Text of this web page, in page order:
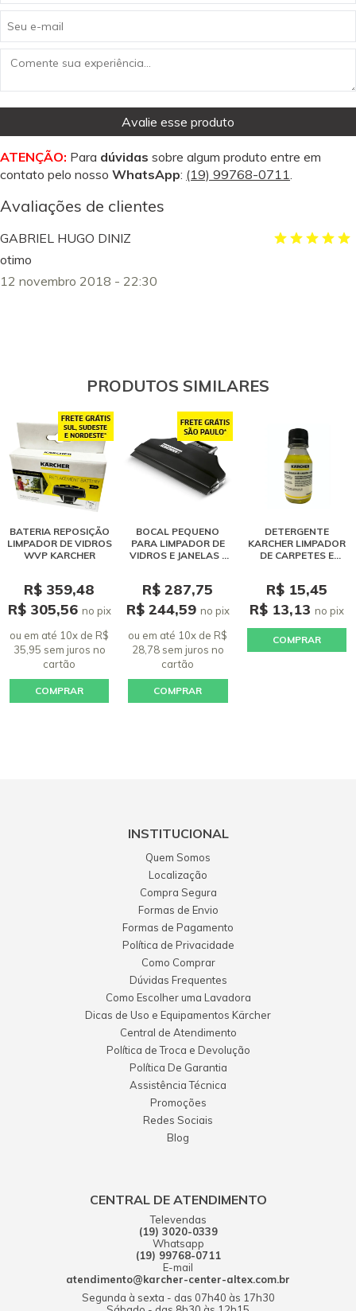
Avalie esse produto
ATENÇÃO: Para dúvidas sobre algum produto entre em
contato pelo nosso WhatsApp: (19) 99768-0711.
Avaliações de clientes
GABRIEL HUGO DINIZ
otimo
12 novembro 2018 - 22:30
PRODUTOS SIMILARES
BATERIA REPOSIÇÃO
LIMPADOR DE VIDROS
WVP KARCHER
R$ 359,48
R$ 305,56 no pix
ou em até 10x de R$
35,95 sem juros no
cartão
COMPRAR
BOCAL PEQUENO
PARA LIMPADOR DE
VIDROS E JANELAS -
R$ 287,75
R$ 244,59 no pix
ou em até 10x de R$
28,78 sem juros no
cartão
COMPRAR
DETERGENTE
KARCHER LIMPADOR
DE CARPETES E
R$ 15,45
R$ 13,13 no pix
COMPRAR
INSTITUCIONAL
Quem Somos
Localização
Compra Segura
Formas de Envio
Formas de Pagamento
Política de Privacidade
Como Comprar
Dúvidas Frequentes
Como Escolher uma Lavadora
Dicas de Uso e Equipamentos Kärcher
Central de Atendimento
Política de Troca e Devolução
Política De Garantia
Assistência Técnica
Promoções
Redes Sociais
Blog
CENTRAL DE ATENDIMENTO
Televendas
(19) 3020-0339
Whatsapp
(19) 99768-0711
E-mail
atendimento@karcher-center-altex.com.br
Segunda à sexta - das 07h40 às 17h30